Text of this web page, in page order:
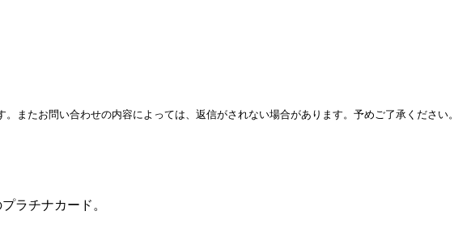
またお問い合わせの内容によっては、返信がされない場合があります。予めご了承ください。
ラチナカード。